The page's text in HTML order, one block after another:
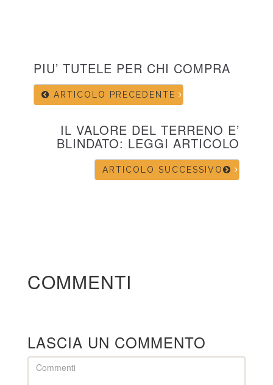
PIU’ TUTELE PER CHI COMPRA
ARTICOLO PRECEDENTE
IL VALORE DEL TERRENO E’
BLINDATO: LEGGI ARTICOLO
ARTICOLO SUCCESSIVO
COMMENTI
LASCIA UN COMMENTO
Comment